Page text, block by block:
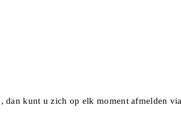
kunt u zich op elk moment afmelden